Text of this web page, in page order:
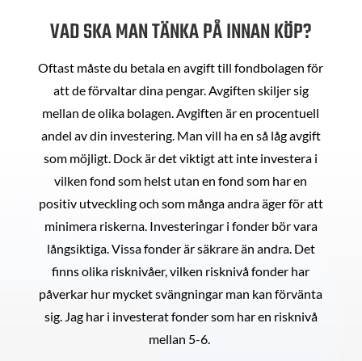
VAD SKA MAN TÄNKA PÅ INNAN KÖP?
Oftast måste du betala en avgift till fondbolagen för
att de förvaltar dina pengar. Avgiften skiljer sig
mellan de olika bolagen. Avgiften är en procentuell
andel av din investering. Man vill ha en så låg avgift
som möjligt. Dock är det viktigt att inte investera i
vilken fond som helst utan en fond som har en
positiv utveckling och som många andra äger för att
minimera riskerna. Investeringar i fonder bör vara
långsiktiga. Vissa fonder är säkrare än andra. Det
finns olika risknivåer, vilken risknivå fonder har
påverkar hur mycket svängningar man kan förvänta
sig. Jag har i investerat fonder som har en risknivå
mellan 5-6.